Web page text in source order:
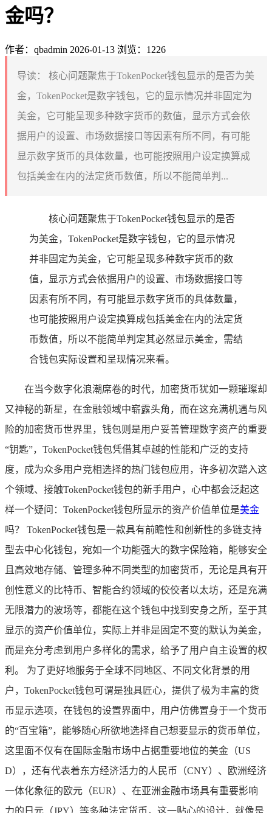
金吗？
作者：qbadmin 2026-01-13 浏览：1226
导读：
核心问题聚焦于TokenPocket钱包显示的是否为美
金，TokenPocket是数字钱包，它的显示情况并非固定为
美金，它可能呈现多种数字货币的数值，显示方式会依
据用户的设置、市场数据接口等因素有所不同，有可能
显示数字货币的具体数量，也可能按照用户设定换算成
包括美金在内的法定货币数值，所以不能简单判...
核心问题聚焦于TokenPocket钱包显示的是否
为美金，TokenPocket是数字钱包，它的显示情况
并非固定为美金，它可能呈现多种数字货币的数
值，显示方式会依据用户的设置、市场数据接口等
因素有所不同，有可能显示数字货币的具体数量，
也可能按照用户设定换算成包括美金在内的法定货
币数值，所以不能简单判定其必然显示美金，需结
合钱包实际设置和呈现情况来看。
在当今数字化浪潮席卷的时代，加密货币犹如一颗璀璨却
又神秘的新星，在金融领域中崭露头角，而在这充满机遇与风
险的加密货币世界里，钱包则是用户妥善管理数字资产的重要
“钥匙”，TokenPocket钱包凭借其卓越的性能和广泛的支持
度，成为众多用户竞相选择的热门钱包应用，许多初次踏入这
个领域、接触TokenPocket钱包的新手用户，心中都会泛起这
样一个疑问：TokenPocket钱包所显示的资产价值单位是美金
吗？ TokenPocket钱包是一款具有前瞻性和创新性的多链支持
型去中心化钱包，宛如一个功能强大的数字保险箱，能够安全
且高效地存储、管理多种不同类型的加密货币，无论是具有开
创性意义的比特币、智能合约领域的佼佼者以太坊，还是充满
无限潜力的波场等，都能在这个钱包中找到安身之所，至于其
显示的资产价值单位，实际上并非是固定不变的默认为美金，
而是充分考虑到用户多样化的需求，给予了用户自主设置的权
利。 为了更好地服务于全球不同地区、不同文化背景的用
户，TokenPocket钱包可谓是独具匠心，提供了极为丰富的货
币显示选项，在钱包的设置界面中，用户仿佛置身于一个货币
的“百宝箱”，能够随心所欲地选择自己想要显示的货币单位，
这里面不仅有在国际金融市场中占据重要地位的美金（US
D），还有代表着东方经济活力的人民币（CNY）、欧洲经济
一体化象征的欧元（EUR）、在亚洲金融市场具有重要影响
力的日元（JPY）等多种法定货币，这一贴心的设计，就像是